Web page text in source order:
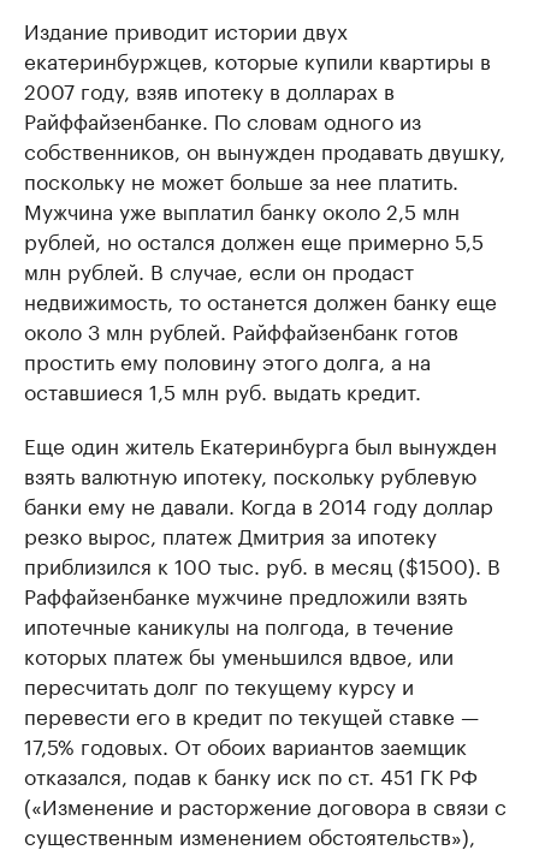
Издание приводит истории двух
екатеринбуржцев, которые купили квартиры в
2007 году, взяв ипотеку в долларах в
Райффайзенбанке. По словам одного из
собственников, он вынужден продавать двушку,
поскольку не может больше за нее платить.
Мужчина уже выплатил банку около 2,5 млн
рублей, но остался должен еще примерно 5,5
млн рублей. В случае, если он продаст
недвижимость, то останется должен банку еще
около 3 млн рублей. Райффайзенбанк готов
простить ему половину этого долга, а на
оставшиеся 1,5 млн руб. выдать кредит.
Еще один житель Екатеринбурга был вынужден
взять валютную ипотеку, поскольку рублевую
банки ему не давали. Когда в 2014 году доллар
резко вырос, платеж Дмитрия за ипотеку
приблизился к 100 тыс. руб. в месяц ($1500). В
Раффайзенбанке мужчине предложили взять
ипотечные каникулы на полгода, в течение
которых платеж бы уменьшился вдвое, или
пересчитать долг по текущему курсу и
перевести его в кредит по текущей ставке —
17,5% годовых. От обоих вариантов заемщик
отказался, подав к банку иск по ст. 451 ГК РФ
(«Изменение и расторжение договора в связи с
существенным изменением обстоятельств»),